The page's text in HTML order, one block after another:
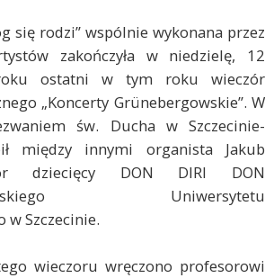
się rodzi” wspólnie wykonana przez
zakończyła w niedzielę, 12
ostatni w tym roku wieczór
„Koncerty Grünebergowskie”. W
św. Ducha w Szczecinie-
między innymi organista Jakub
dziecięcy DON DIRI DON
Uniwersytetu
w Szczecinie.
wieczoru wręczono profesorowi